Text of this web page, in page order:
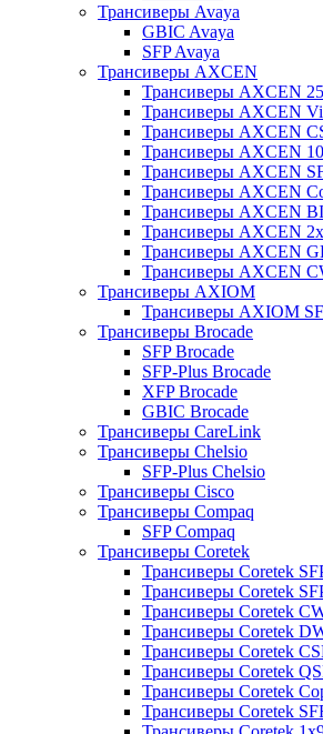
Трансиверы Avaya
GBIC Avaya
SFP Avaya
Трансиверы AXCEN
Трансиверы AXCEN
Трансиверы AXCEN
Трансиверы AXCEN
Трансиверы AXCEN
Трансиверы AXCEN
Трансиверы AXCEN
Трансиверы AXCEN
Трансиверы AXCEN
Трансиверы AXCEN
Трансиверы AXCEN
Трансиверы AXIOM
Трансиверы AXIOM
Трансиверы Brocade
SFP Brocade
SFP-Plus Brocade
XFP Brocade
GBIC Brocade
Трансиверы CareLink
Трансиверы Chelsio
SFP-Plus Chelsio
Трансиверы Cisco
Трансиверы Compaq
SFP Compaq
Трансиверы Coretek
Трансиверы Coretek
Трансиверы Coretek
Трансиверы Coretek
Трансиверы Coretek
Трансиверы Coretek
Трансиверы Coretek
Трансиверы Coretek
Трансиверы Coretek